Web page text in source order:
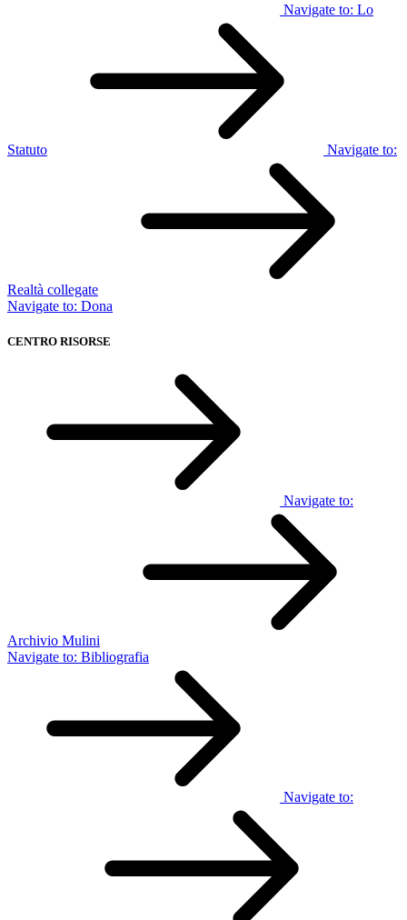
Navigate to: Lo
Statuto Navigate to:
Realtà collegate
Navigate to: Dona
CENTRO RISORSE
Navigate to:
Archivio Mulini
Navigate to: Bibliografia
Navigate to: